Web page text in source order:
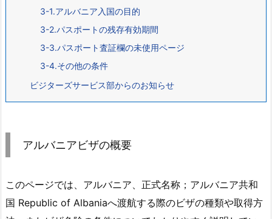
3-1.アルバニア入国の目的
3-2.パスポートの残存有効期間
3-3.パスポート査証欄の未使用ページ
3-4.その他の条件
ビジターズサービス部からのお知らせ
アルバニアビザの概要
このページでは、アルバニア、正式名称；アルバニア共和
国 Republic of Albaniaへ渡航する際のビザの種類や取得方